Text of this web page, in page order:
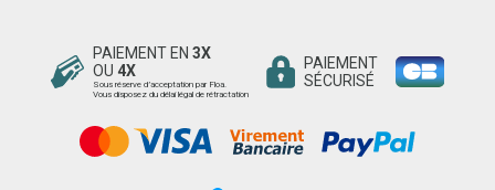
PAIEMENT EN 3X
OU 4X
Sous réserve d’acceptation par Floa.
Vous disposez du délai légal de rétractation
PAIEMENT
SÉCURISÉ